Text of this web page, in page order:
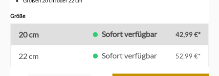
Größeauswählen
20 cm Sofort verfügbar 42,99 €*
22 cm Sofort verfügbar 52,99 €*